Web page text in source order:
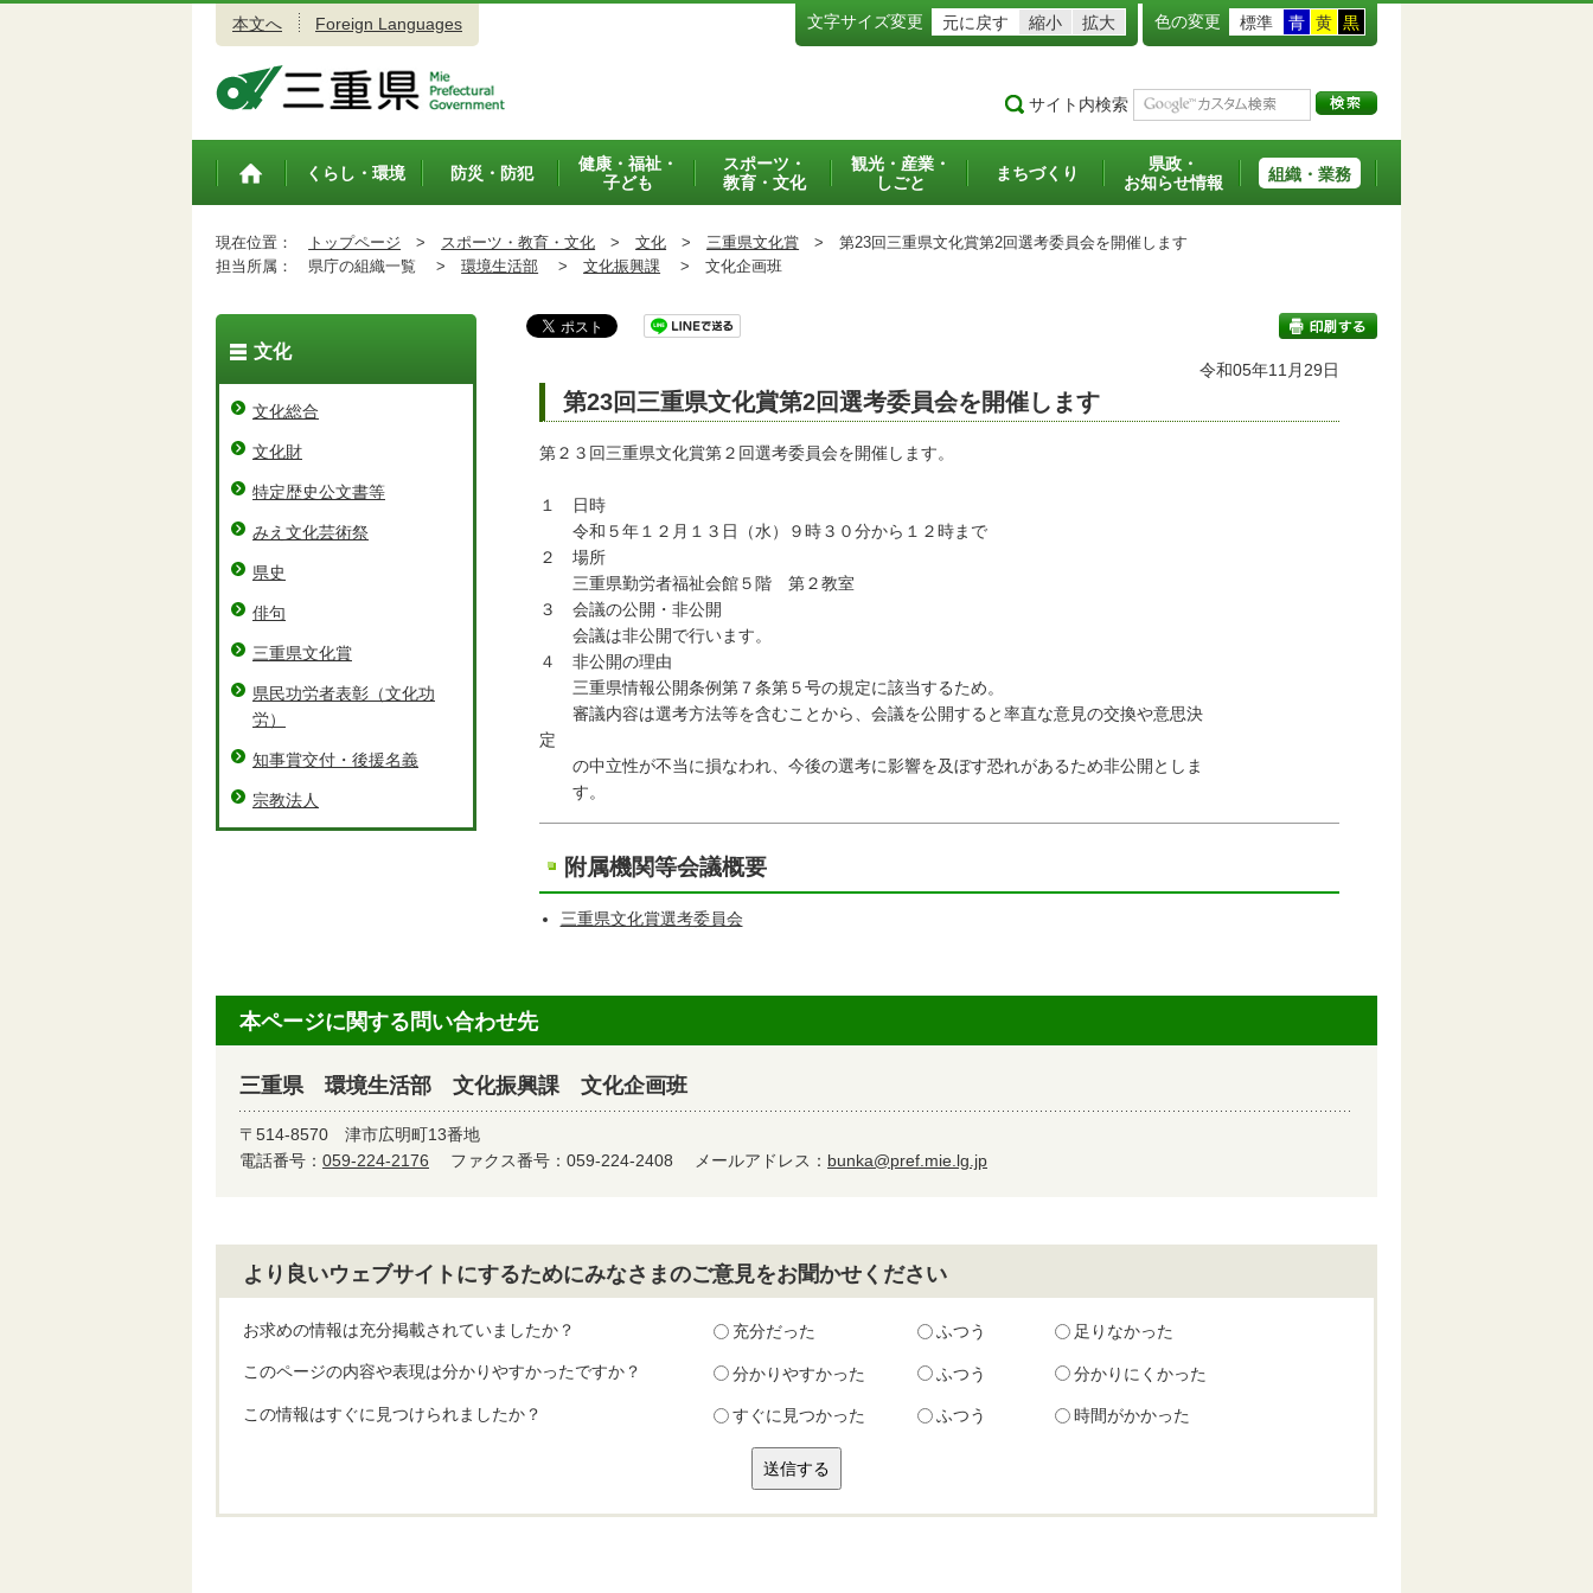
本文へ Foreign Languages 文字サイズ変更 元に戻す 縮小 拡大 色の変更 標準 青 黄 黒
サイト内検索
トップペ
くらし・環境 防災・防犯
健康・福祉・
子ども
スポーツ・
教育・文化
観光・産業・
しごと
まちづくり
県政・
お知らせ情報
組織・業務
現在位置： トップページ > スポーツ・教育・文化 > 文化 > 三重県文化賞 > 第23回三重県文化賞第2回選考委員会を開催します
担当所属：
県庁の組織一覧 > 環境生活部 > 文化振興課 > 文化企画班
印刷する
令和05年11月29日
第23回三重県文化賞第2回選考委員会を開催します
第２３回三重県文化賞第２回選考委員会を開催します。
１ 日時
令和５年１２月１３日（水）９時３０分から１２時まで
２ 場所
三重県勤労者福祉会館５階 第２教室
３ 会議の公開・非公開
会議は非公開で行います。
４ 非公開の理由
三重県情報公開条例第７条第５号の規定に該当するため。
審議内容は選考方法等を含むことから、会議を公開すると率直な意見の交換や意思決
定
の中立性が不当に損なわれ、今後の選考に影響を及ぼす恐れがあるため非公開としま
す。
附属機関等会議概要
三重県文化賞選考委員会
文化
文化総合
文化財
特定歴史公文書等
みえ文化芸術祭
県史
俳句
三重県文化賞
県民功労者表彰（文化功
労）
知事賞交付・後援名義
宗教法人
本ページに関する問い合わせ先
三重県 環境生活部 文化振興課 文化企画班
〒514-8570 津市広明町13番地
電話番号： 059-224-2176 ファクス番号：059-224-2408 メールアドレス： bunka@pref.mie.lg.jp
より良いウェブサイトにするためにみなさまのご意見をお聞かせください
お求めの情報は充分掲載されていましたか？ 充分だった ふつう 足りなかった
このページの内容や表現は分かりやすかったですか？ 分かりやすかった ふつう 分かりにくかった
この情報はすぐに見つけられましたか？ すぐに見つかった ふつう 時間がかかった